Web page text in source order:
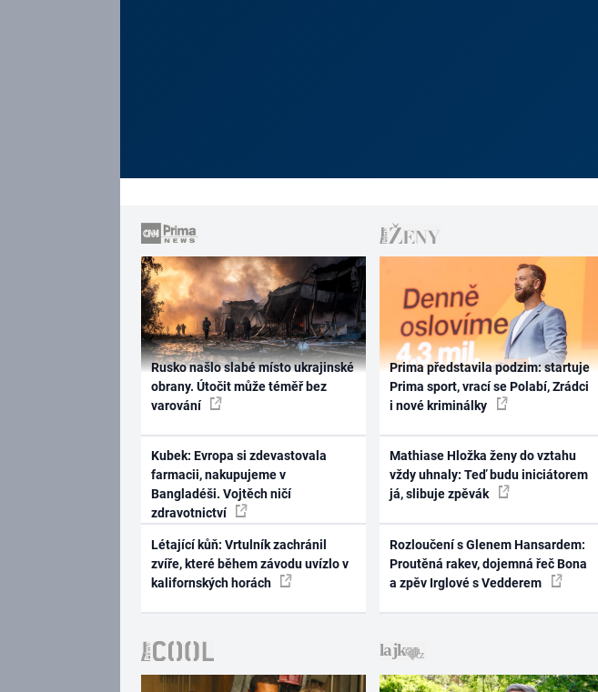
Rusko našlo slabé místo ukrajinské
obrany. Útočit může téměř bez
varování
Kubek: Evropa si zdevastovala
farmacii, nakupujeme v
Bangladéši. Vojtěch ničí
zdravotnictví
Létající kůň: Vrtulník zachránil
zvíře, které během závodu uvízlo v
kalifornských horách
Prima představila podzim: startuje
Prima sport, vrací se Polabí, Zrádci
i nové kriminálky
Mathiase Hložka ženy do vztahu
vždy uhnaly: Teď budu iniciátorem
já, slibuje zpěvák
Rozloučení s Glenem Hansardem:
Proutěná rakev, dojemná řeč Bona
a zpěv Irglové s Vedderem